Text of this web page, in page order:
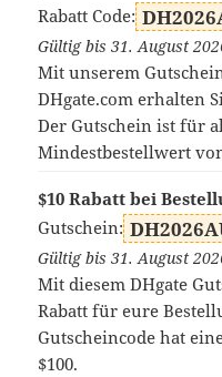
Rabatt Code:
Gültig bis 31. August
Mit unserem
DHgate.com erhalten
Der Gutschein ist für
Mindestbestellwert
$10 Rabatt bei
Gutschein:
Gültig bis 31. August
Mit diesem DHgate
Rabatt für eure
Gutscheincode hat
$100.